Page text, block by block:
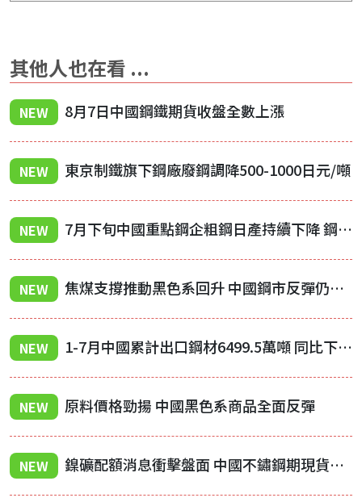
其他人也在看 ...
NEW 8月7日中國鋼鐵期貨收盤全數上漲
NEW 東京制鐵旗下鋼廠廢鋼調降500-1000日元/噸
NEW 7月下旬中國重點鋼企粗鋼日產持續下降 鋼材庫存明顯下降
NEW 焦煤支撐推動黑色系回升 中國鋼市反彈仍受需求疲弱壓制
NEW 1-7月中國累計出口鋼材6499.5萬噸 同比下降4.4%
NEW 原料價格勁揚 中國黑色系商品全面反彈
NEW 鎳礦配額消息衝擊盤面 中國不鏽鋼期現貨同步承壓走弱